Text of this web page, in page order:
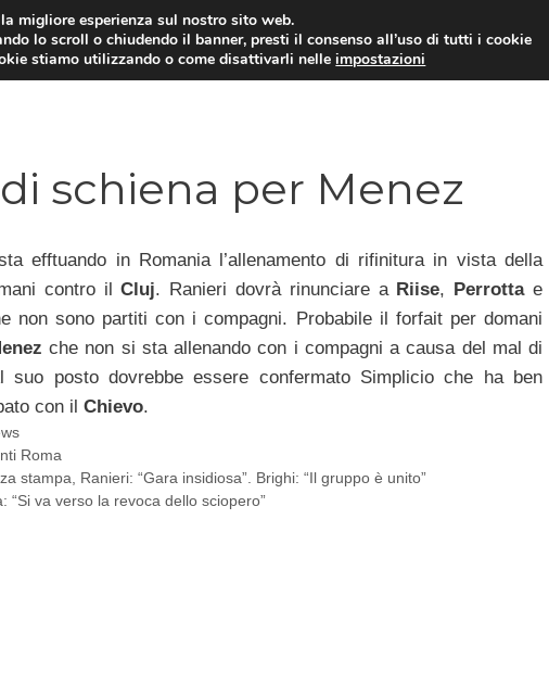
CALCIOMERCATO CAMPIONATO SERIE A
schiena per Menez
efftuando in Romania l’allenamento di rifinitura in vista della
contro il
Cluj. Ranieri dovrà rinunciare a Riise, Perrottae
non sono partiti con i compagni. Probabile il forfait per domani
che non si sta allenando con i compagni a causa del mal di
suo posto dovrebbe essere confermato Simplicio che ha ben
con il Chievo.
Roma
stampa, Ranieri: “Gara insidiosa”. Brighi: “Il gruppo è unito”
“Si va verso la revoca dello sciopero”
migliore esperienza sul nostro sito web.
lo scroll o chiudendo il banner, presti il consenso all’uso di tutti i cookie
stiamo utilizzando o come disattivarli nelleimpostazioni